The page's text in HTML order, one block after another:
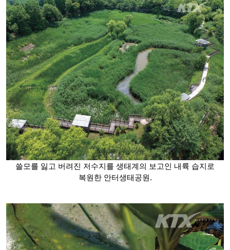
쓸모를 잃고 버려진 저수지를 생태계의 보고인 내륙 습지로
복원한 안터생태공원.